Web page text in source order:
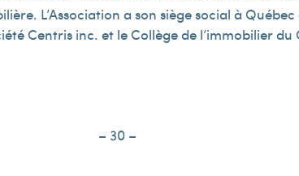
L’Association a son siège social à
Centris inc. et le Collège de l’immobilier du
– 30 –